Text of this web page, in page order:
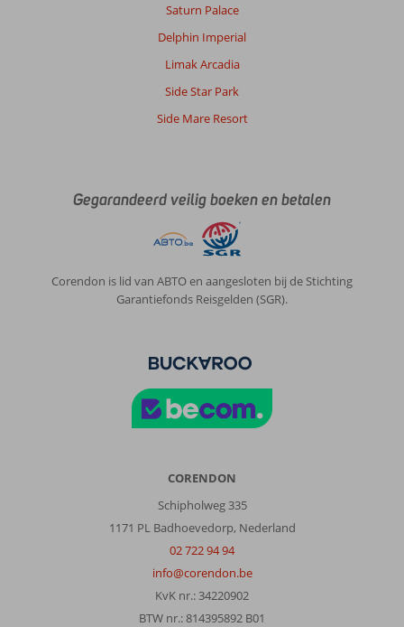
Saturn Palace
Delphin Imperial
Limak Arcadia
Side Star Park
Side Mare Resort
Gegarandeerd veilig boeken en betalen
Corendon is lid van ABTO en aangesloten bij de Stichting
Garantiefonds Reisgelden (SGR).
CORENDON
Schipholweg 335
1171 PL Badhoevedorp, Nederland
02 722 94 94
info@corendon.be
KvK nr.: 34220902
BTW nr.: 814395892 B01